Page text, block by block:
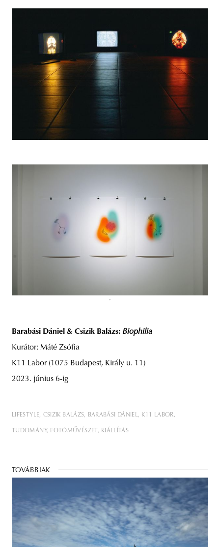
Barabási Dániel & Csizik Balázs: Biophilia
Kurátor: Máté Zsófia
K11 Labor (1075 Budapest, Király u. 11)
2023. június 6-ig
LIFESTYLE CSIZIK BALÁZS BARABÁSI DÁNIEL K11 LABOR
TUDOMÁNY FOTÓMŰVÉSZET KIÁLLÍTÁS
TOVÁBBIAK